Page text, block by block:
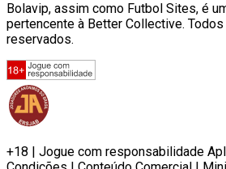
Bolavip, assim como Futbol Sites, é
pertencente à Better Collective.
reservados.
+18 | Jogue com responsabilidade